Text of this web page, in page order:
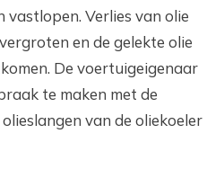
vastlopen. Verlies van olie
en de gelekte olie
De voertuigeigenaar
te maken met de
van de oliekoeler